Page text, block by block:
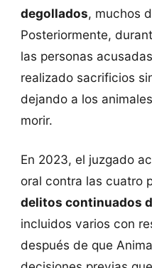
degollados, muchos
Posteriormente,
las personas
realizado sacrificios
dejando a los
morir.
En 2023, el juzgado
oral contra las cuatro
delitos continuados
incluidos varios con
después de que